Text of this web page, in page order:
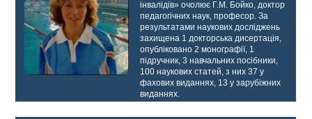
інвалідів» очолює Г.М. Бойко, доктор
педагогічних наук, професор. За
результатами наукових досліджень
захищена 1 докторська дисертація,
опубліковано 2 монографії, 1
підручник, 3 навчальних посібники,
100 наукових статей, з них 37 у
фахових виданнях, 13 у зарубіжних
виданнях.